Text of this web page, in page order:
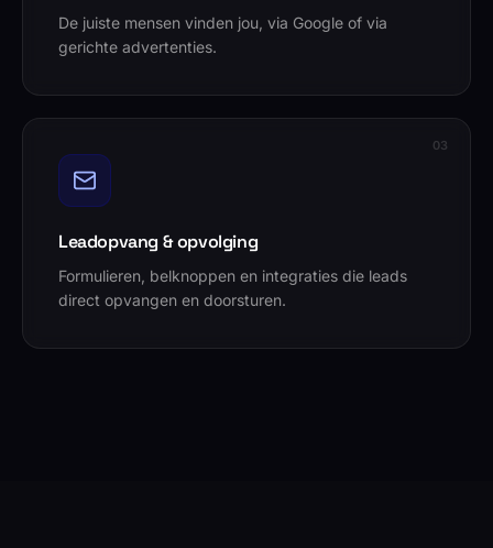
De juiste mensen vinden jou, via Google of via
gerichte advertenties.
03
Leadopvang & opvolging
Formulieren, belknoppen en integraties die leads
direct opvangen en doorsturen.